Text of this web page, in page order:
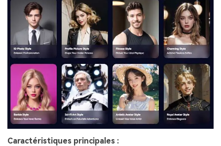
Caractéristiques principales :